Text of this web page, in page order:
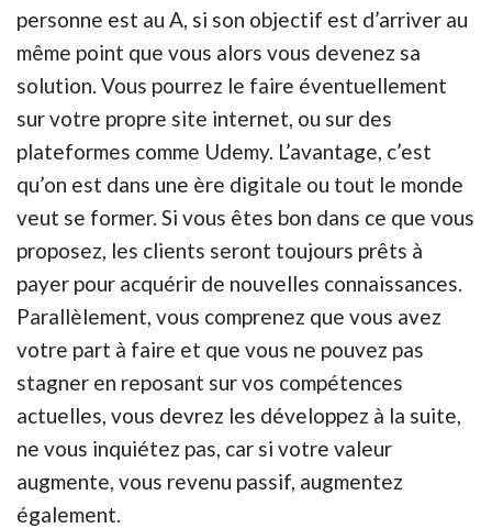
personne est au A, si son objectif est d’arriver au
même point que vous alors vous devenez sa
solution. Vous pourrez le faire éventuellement
sur votre propre site internet, ou sur des
plateformes comme Udemy. L’avantage, c’est
qu’on est dans une ère digitale ou tout le monde
veut se former. Si vous êtes bon dans ce que vous
proposez, les clients seront toujours prêts à
payer pour acquérir de nouvelles connaissances.
Parallèlement, vous comprenez que vous avez
votre part à faire et que vous ne pouvez pas
stagner en reposant sur vos compétences
actuelles, vous devrez les développez à la suite,
ne vous inquiétez pas, car si votre valeur
augmente, vous revenu passif, augmentez
également.